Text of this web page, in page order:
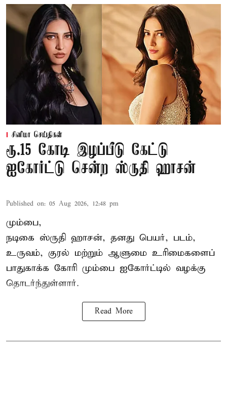
சினிமா செய்திகள்
ரூ.15 கோடி இழப்பீடு கேட்டு
ஐகோர்ட்டு சென்ற ஸ்ருதி ஹாசன்
Published on: 05 Aug 2026, 12:48 pm
மும்பை,
நடிகை ஸ்ருதி ஹாசன், தனது பெயர், படம்,
உருவம், குரல் மற்றும் ஆளுமை உரிமைகளைப்
பாதுகாக்க கோரி மும்பை ஐகோர்ட்டில் வழக்கு
தொடர்ந்துள்ளார்.
Read More